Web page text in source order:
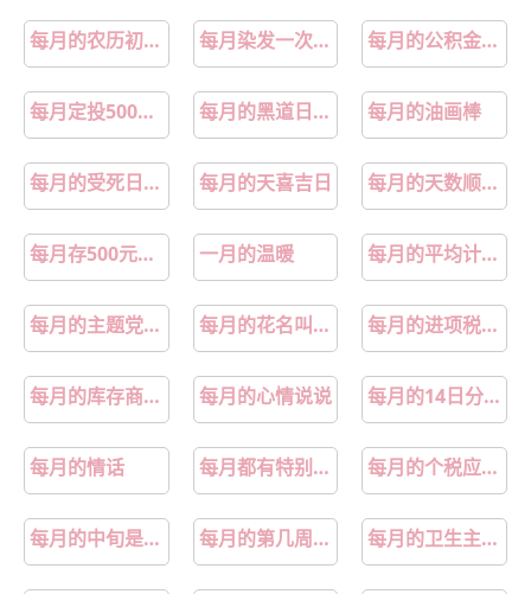
每月的农历初一有什么讲究 每月染发一次有危害吗 每月的公积金什么时候到账
每月定投500元一年能赚多少钱 每月的黑道日是哪些日 每月的油画棒
每月的受死日是哪几天 每月的天喜吉日 每月的天数顺口溜
每月存500元10年后复利 一月的温暖 每月的平均计薪工作日
每月的主题党日需要重温入党誓词吗 每月的花名叫什么 每月的进项税额和销项税额要结平吗
每月的库存商品要全部结转成本吗 每月的心情说说 每月的14日分别是什么情人节
每月的情话 每月都有特别温柔的感觉 每月的个税应纳税额怎么算
每月的中旬是几号到几号 每月的第几周是平安浙江文化周 每月的卫生主题日